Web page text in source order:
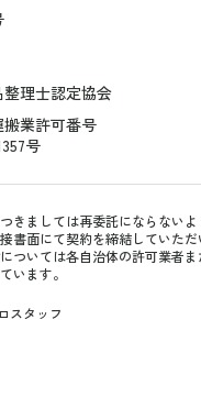
理士認定協会
業許可番号
号
きましては再委託にならない
書面にて契約を締結していただ
ついては各自治体の許可業者
います。
スタッフ